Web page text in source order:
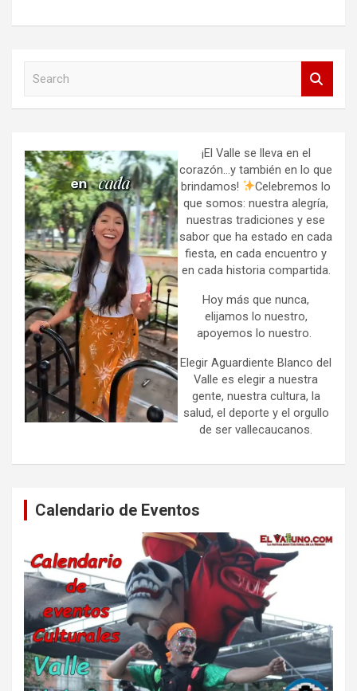
h
¡El Valle se lleva en el
corazón…y también en lo que
brindamos!
Celebremos lo
que somos: nuestra alegría,
nuestras tradiciones y ese
sabor que ha estado en cada
fiesta, en cada encuentro y
en cada historia compartida.
Hoy más que nunca,
elijamos lo nuestro,
apoyemos lo nuestro.
Elegir Aguardiente Blanco del
Valle es elegir a nuestra
gente, nuestra cultura, la
salud, el deporte y el orgullo
de ser vallecaucanos.
Calendario de Eventos